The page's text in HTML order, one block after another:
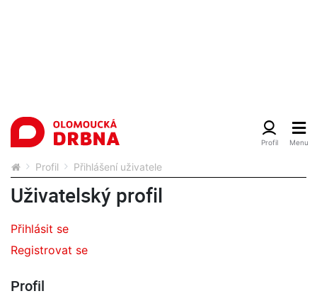
Profil Přihlášení uživatele
Uživatelský profil
Přihlásit se
Registrovat se
Profil